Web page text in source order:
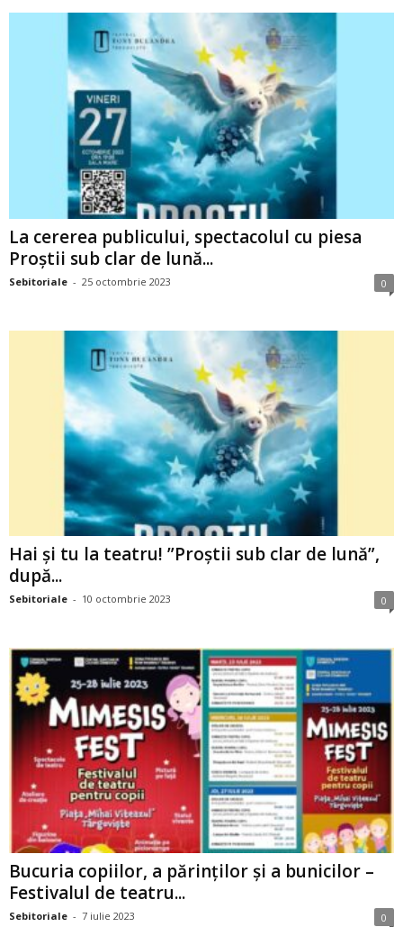
La cererea publicului, spectacolul cu piesa
Proştii sub clar de lună...
Sebitoriale - 25 octombrie 2023 0
Hai și tu la teatru! ”Proștii sub clar de lună”,
după...
Sebitoriale - 10 octombrie 2023 0
Bucuria copiilor, a părinților și a bunicilor –
Festivalul de teatru...
Sebitoriale - 7 iulie 2023 0